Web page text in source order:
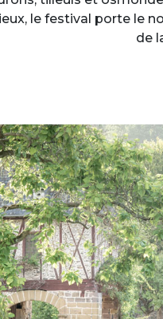
le festival porte le
de